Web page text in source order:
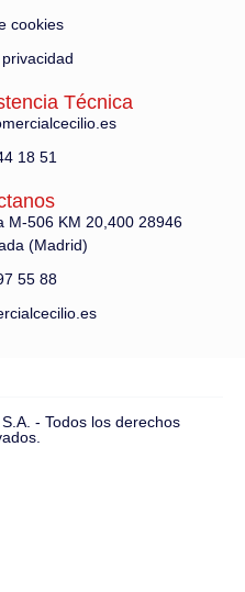
cookies
Técnica
18 51
M-506 KM 20,400 28946
(Madrid)
55 88
- Todos los derechos